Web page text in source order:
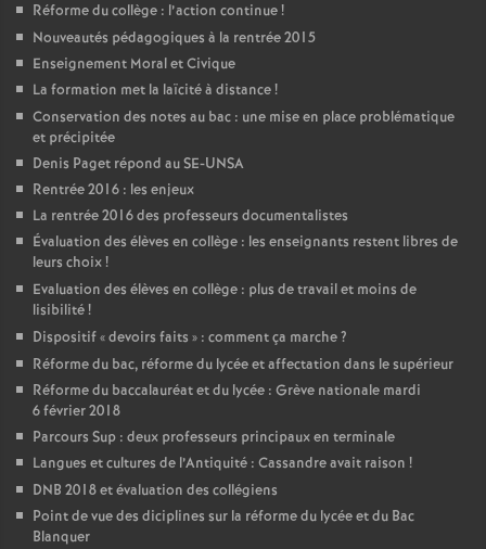
Réforme du collège : l’action continue!
Nouveautés pédagogiques à la rentrée 2015
Enseignement Moral et Civique
La formation met la laïcité à distance!
Conservation des notes au bac : une mise en place problématique
et précipitée
Denis Paget répond au SE-UNSA
Rentrée 2016 : les enjeux
La rentrée 2016 des professeurs documentalistes
Évaluation des élèves en collège : les enseignants restent libres de
leurs choix!
Evaluation des élèves en collège : plus de travail et moins de
lisibilité!
Dispositif «devoirs faits » : comment ça marche?
Réforme du bac, réforme du lycée et affectation dans le supérieur
Réforme du baccalauréat et du lycée : Grève nationale mardi
6 février 2018
Parcours Sup : deux professeurs principaux en terminale
Langues et cultures de l’Antiquité : Cassandre avait raison !
DNB 2018 et évaluation des collégiens
Point de vue des diciplines sur la réforme du lycée et du Bac
Blanquer